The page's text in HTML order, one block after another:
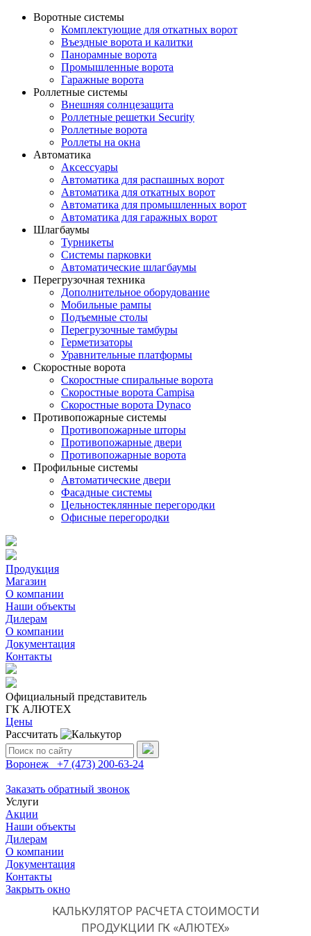
Воротные системы
Комплектующие для откатных ворот
Въездные ворота и калитки
Панорамные ворота
Промышленные ворота
Гаражные ворота
Роллетные системы
Внешняя солнцезащита
Роллетные решетки Security
Роллетные ворота
Роллеты на окна
Автоматика
Аксессуары
Автоматика для распашных ворот
Автоматика для откатных ворот
Автоматика для промышленных ворот
Автоматика для гаражных ворот
Шлагбаумы
Турникеты
Системы парковки
Автоматические шлагбаумы
Перегрузочная техника
Дополнительное оборудование
Мобильные рампы
Подъемные столы
Перегрузочные тамбуры
Герметизаторы
Уравнительные платформы
Скоростные ворота
Скоростные спиральные ворота
Скоростные ворота Campisa
Скоростные ворота Dynaco
Противопожарные системы
Противопожарные шторы
Противопожарные двери
Противопожарные ворота
Профильные системы
Автоматические двери
Фасадные системы
Цельностеклянные перегородки
Офисные перегородки
Продукция
Магазин
О компании
Наши объекты
Дилерам
О компании
Документация
Контакты
Официальный представитель
ГК АЛЮТЕХ
Цены
Рассчитать
Поиск:
Воронеж
+7 (473) 200-63-24
Заказать обратный звонок
Услуги
Акции
Наши объекты
Дилерам
О компании
Документация
Контакты
Закрыть окно